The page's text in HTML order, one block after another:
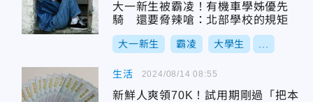
大一新生被霸凌！有機車學姊優先
騎 還要脅辣嗆：北部學校的規矩
大一新生 霸凌 大學生
生活
新鮮人爽領70K！試用期剛過「把本
2024/08/14 08:55